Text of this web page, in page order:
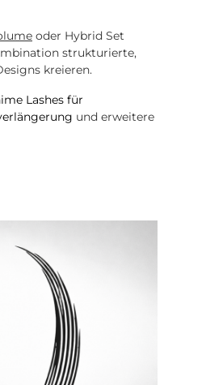
oder Hybrid Set
strukturierte,
kreieren.
Lashes für
und erweitere